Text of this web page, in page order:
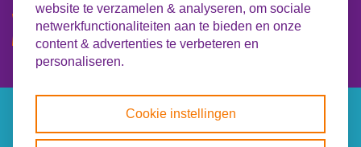
Contact opnemen
© Copyright 2026 Leergeld Nederland
instellingen
website te verzamelen & analyseren, om sociale
netwerkfunctionaliteiten aan te bieden en onze
content & advertenties te verbeteren en
personaliseren.
Cookie instellingen